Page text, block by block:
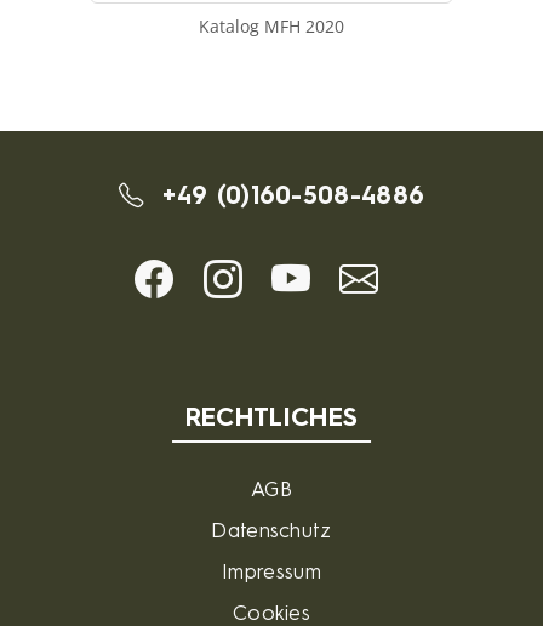
Katalog MFH 2020
+49 (0)160-508-4886
RECHTLICHES
AGB
Datenschutz
Impressum
Cookies